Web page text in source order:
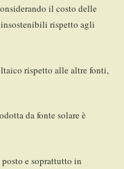
il costo delle
rispetto agli
rispetto alle altre fonti,
da fonte solare è
e soprattutto in